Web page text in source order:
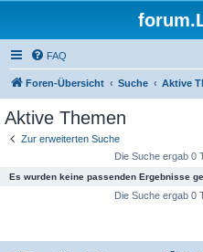
FAQ
Foren-Übersicht Suche Aktive
Aktive Themen
Zur erweiterten Suche
Die Suche ergab 0
Es wurden keine passenden Ergebnisse
Die Suche ergab 0